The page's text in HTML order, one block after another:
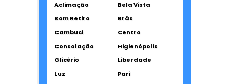
Aclimação
Bela Vista
Bom Retiro
Brás
Cambuci
Centro
Consolação
Higienópolis
Glicério
Liberdade
Luz
Pari